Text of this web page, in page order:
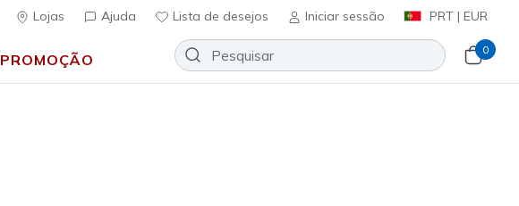
Lojas Ajuda Lista de desejos Iniciar sessão PRT | EUR
PROMOÇÃO
0